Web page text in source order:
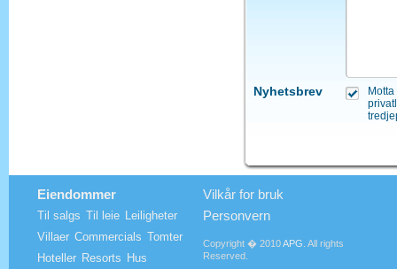
Nyhetsbrev
Eiendommer
Til salgs Til leie Leiligheter
Villaer Commercials Tomter
Hoteller Resorts Hus
Vilkår for bruk
Personvern
Copyright � 2010APG . All rights
Reserved.